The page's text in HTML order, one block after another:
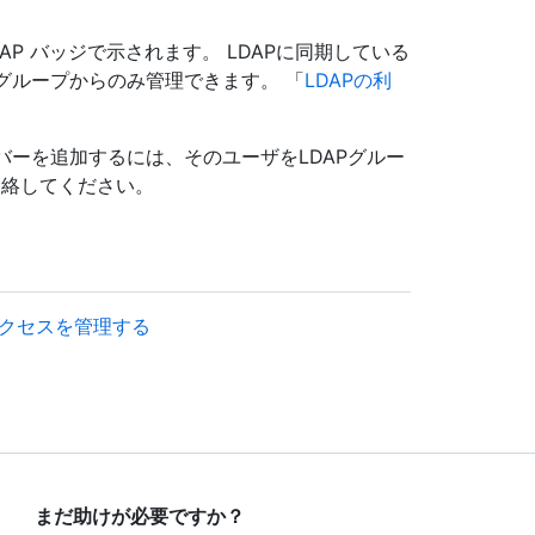
バッジで示されます。 LDAPに同期している
ループからのみ管理できます。 「LDAPの利
を追加するには、そのユーザをLDAPグルー
してください。
セスを管理する
まだ助けが必要ですか？